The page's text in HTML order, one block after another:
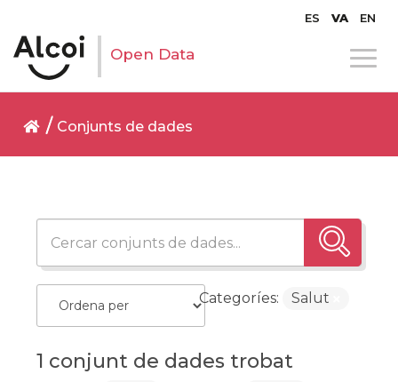
ES VA EN
Open Data
Conjunts de dades
1 conjunt de dades trobat
Categoríes: Salut